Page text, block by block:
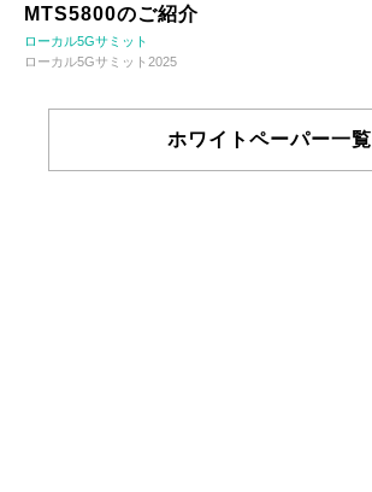
MTS5800のご紹介
ローカル5Gサミット
ローカル5Gサミット2025
ホワイトペーパー一覧